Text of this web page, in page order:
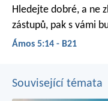
Hledejte dobré, a ne
zástupů, pak s vámi
Ámos 5:14 - B21
Související témata